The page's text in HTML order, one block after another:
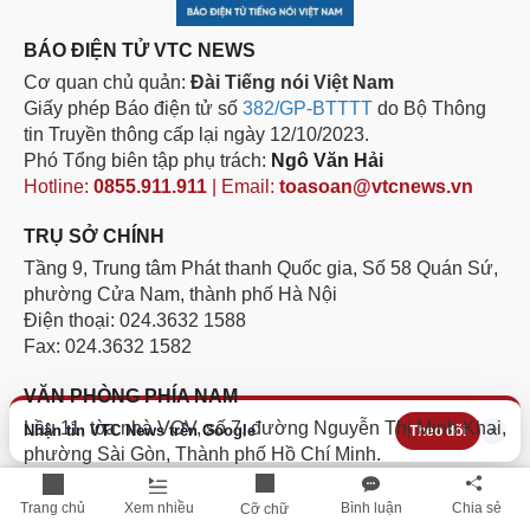
Trang chủ Xem nhiều Cỡ chữ Bình luận Chia sẻ
Nhận tin VTC News trên Google Theo dõi ×
BÁO ĐIỆN TỬ VTC NEWS
Cơ quan chủ quản: Đài Tiếng nói Việt Nam
Giấy phép Báo điện tử số 382/GP-BTTTT do Bộ Thông
tin Truyền thông cấp lại ngày 12/10/2023.
Phó Tổng biên tập phụ trách: Ngô Văn Hải
Hotline: 0855.911.911 | Email: toasoan@vtcnews.vn
TRỤ SỞ CHÍNH
Tầng 9, Trung tâm Phát thanh Quốc gia, Số 58 Quán Sứ,
phường Cửa Nam, thành phố Hà Nội
Điện thoại: 024.3632 1588
Fax: 024.3632 1582
VĂN PHÒNG PHÍA NAM
Lầu 11, tòa nhà VOV, số 7, đường Nguyễn Thị Minh Khai,
phường Sài Gòn, Thành phố Hồ Chí Minh.
Điện thoại: 028.3811 1705
Hotline:
094.884.8186